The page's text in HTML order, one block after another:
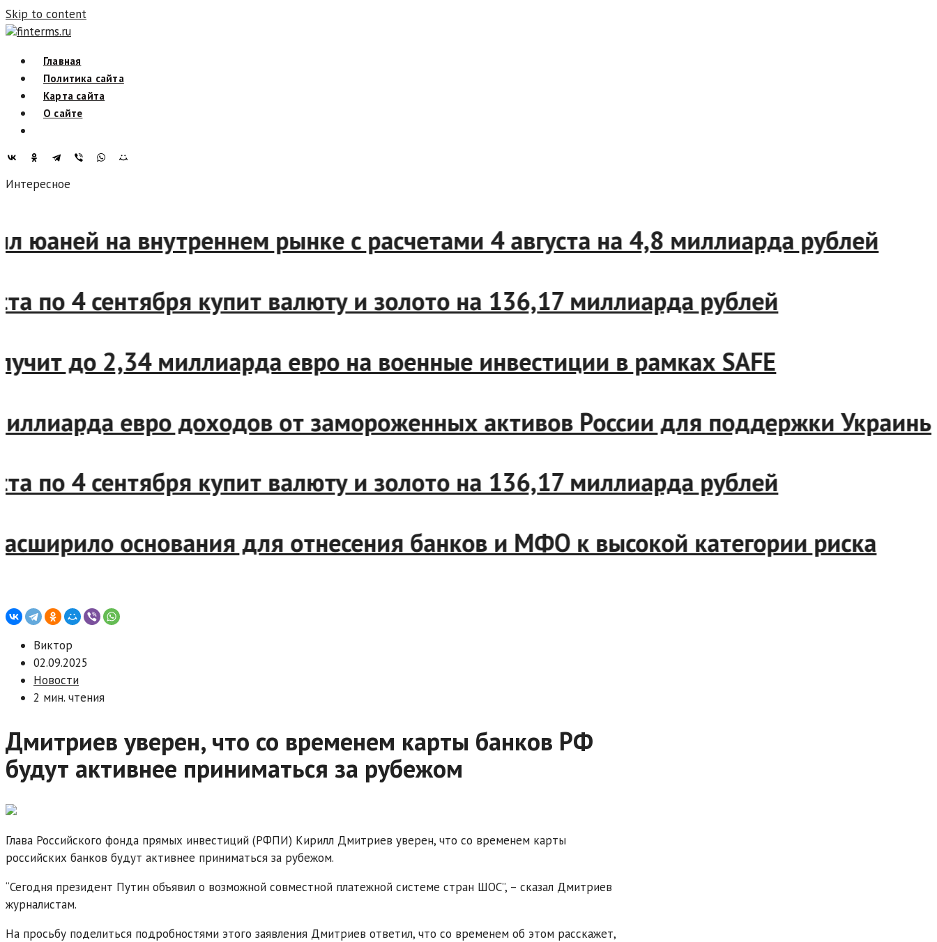
Skip to content
finterms.ru
Главная
Политика сайта
Карта сайта
О сайте
Интересное
юаней на внутреннем рынке с расчетами 4 августа на 4,8 миллиарда рублей
по 4 сентября купит валюту и золото на 136,17 миллиарда рублей
до 2,34 миллиарда евро на военные инвестиции в рамках SAFE
миллиарда евро доходов от замороженных активов России для поддержки
по 4 сентября купит валюту и золото на 136,17 миллиарда рублей
расширило основания для отнесения банков и МФО к высокой категории риска
Виктор
02.09.2025
Новости
2 мин. чтения
Дмитриев уверен, что со временем карты банков РФ
будут активнее приниматься за рубежом
Глава Российского фонда прямых инвестиций (РФПИ) Кирилл Дмитриев уверен, что со временем карты
российских банков будут активнее приниматься за рубежом.
“Сегодня президент Путин объявил о возможной совместной платежной системе стран ШОС”, – сказал Дмитриев
журналистам.
На просьбу поделиться подробностями этого заявления Дмитриев ответил, что со временем об этом расскажет,